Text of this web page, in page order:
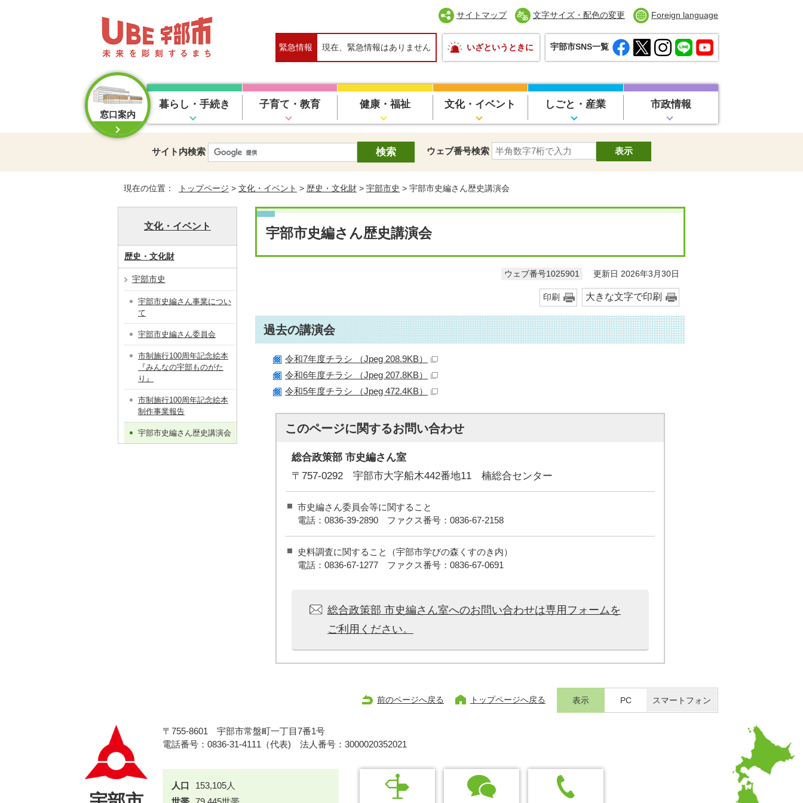
サイトマップ 文字サイズ・配色の変更 Foreign language
緊急情報 現在、緊急情報はありません いざというときに 宇部市SNS一覧
窓口案内
暮らし・手続き 子育て・教育 健康・福祉 文化・イベント しごと・産業 市政情報
サイト内検索 ウェブ番号検索
現在の位置： トップページ > 文化・イベント > 歴史・文化財 > 宇部市史 > 宇部市史編さん歴史講演会
宇部市史編さん歴史講演会
ウェブ番号1025901 更新日 2026年3月30日
印刷 大きな文字で印刷
過去の講演会
令和7年度チラシ （Jpeg 208.9KB）
令和6年度チラシ （Jpeg 207.8KB）
令和5年度チラシ （Jpeg 472.4KB）
このページに関するお問い合わせ
総合政策部 市史編さん室
〒757-0292 宇部市大字船木442番地11 楠総合センター
市史編さん委員会等に関すること
電話：0836-39-2890 ファクス番号：0836-67-2158
史料調査に関すること（宇部市学びの森くすのき内）
電話：0836-67-1277 ファクス番号：0836-67-0691
総合政策部 市史編さん室へのお問い合わせは専用フォームを
ご利用ください。
文化・イベント
歴史・文化財
宇部市史
宇部市史編さん事業につい
て
宇部市史編さん委員会
市制施行100周年記念絵本
『みんなの宇部ものがた
り』
市制施行100周年記念絵本
制作事業報告
宇部市史編さん歴史講演会
前のページへ戻る トップページへ戻る 表示 PC スマートフォン
〒755-8601 宇部市常盤町一丁目7番1号
電話番号：0836-31-4111（代表) 法人番号：3000020352021
人口
153,105人